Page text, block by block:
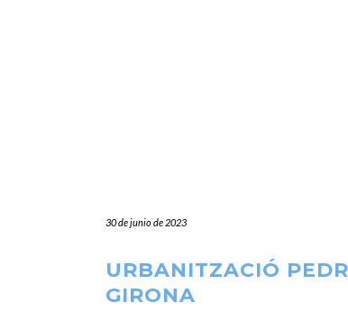
30 de junio de 2023
URBANITZACIÓ
GIRONA